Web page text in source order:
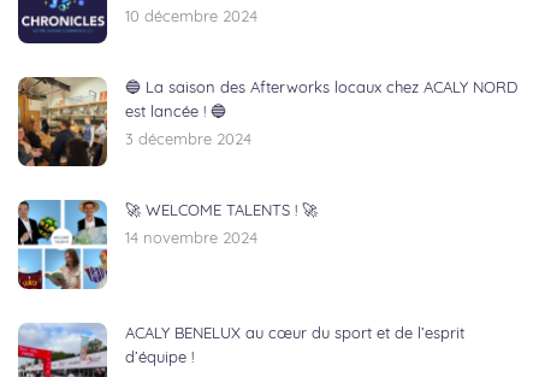
10 décembre 2024
🔵 La saison des Afterworks locaux chez ACALY NORD
est lancée ! 🔵
3 décembre 2024
🚀 WELCOME TALENTS ! 🚀
14 novembre 2024
ACALY BENELUX au cœur du sport et de l’esprit
d’équipe !